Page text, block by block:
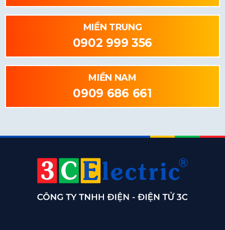
MIỀN TRUNG
0902 999 356
MIỀN NAM
0909 686 661